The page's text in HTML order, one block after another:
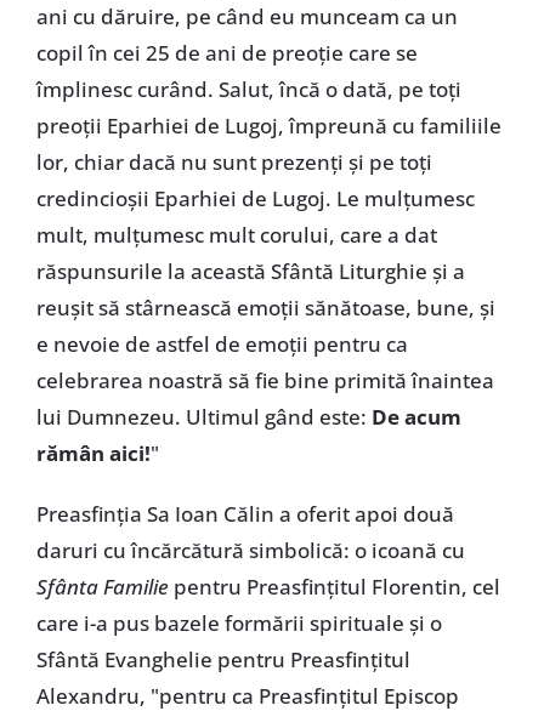
ani cu dăruire, pe când eu munceam ca un
copil în cei 25 de ani de preoție care se
împlinesc curând. Salut, încă o dată, pe toți
preoții Eparhiei de Lugoj, împreună cu familiile
lor, chiar dacă nu sunt prezenți și pe toți
credincioșii Eparhiei de Lugoj. Le mulțumesc
mult, mulțumesc mult corului, care a dat
răspunsurile la această Sfântă Liturghie și a
reușit să stârnească emoții sănătoase, bune, și
e nevoie de astfel de emoții pentru ca
celebrarea noastră să fie bine primită înaintea
lui Dumnezeu. Ultimul gând este: De acum
rămân aici!"
Preasfinția Sa Ioan Călin a oferit apoi două
daruri cu încărcătură simbolică: o icoană cu
Sfânta Familiepentru Preasfințitul Florentin, cel
care i-a pus bazele formării spirituale și o
Sfântă Evanghelie pentru Preasfințitul
Alexandru, "pentru ca Preasfințitul Episcop